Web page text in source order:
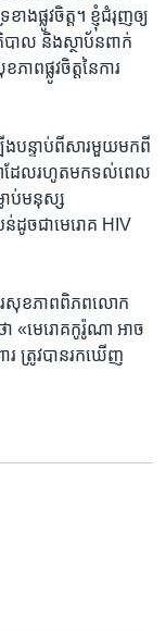
ងផ្លូវចិត្ត។ ខ្ញុំជំរុញឲ្យ
បាល និងស្ថាប័នពាក់
ភាពផ្លូវចិត្តនៃការ
ងបន្ទាប់ពីសារមួយមកពី
ដែលរហូតមកទល់ពេល
ាប់មនុស្ស
ដូចជាមេរោគ HIV
រសុខភាពពិភពលោក
«មេរោគកូរ៉ូណា អាច
រ ត្រូវបានរកឃើញ